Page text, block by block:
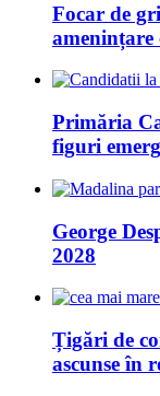
Focar de
amenințare
Primăria
figuri
George
2028
Țigări de
ascunse în